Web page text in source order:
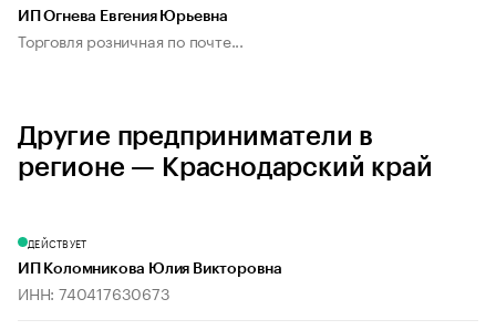
ИП Огнева Евгения Юрьевна
Торговля розничная по почте...
Другие предприниматели в
регионе — Краснодарский край
ДЕЙСТВУЕТ
ИП Коломникова Юлия Викторовна
ИНН: 740417630673